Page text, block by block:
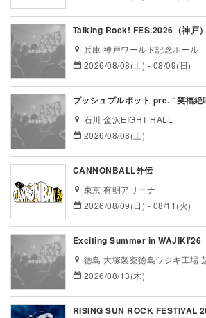
Talking Rock! FES.2026（神戸）
兵庫 神戸ワールド記念ホール
2026/08/08(土) - 08/09(日)
プッシュプルポット pre. “笑福
石川 金沢EIGHT HALL
2026/08/08(土)
CANNONBALL外伝
東京 有明アリーナ
2026/08/09(日) - 08/11(火)
Exciting Summer in WAJIKI’26
徳島 大塚製薬徳島ワジキ工場
2026/08/13(木)
RISING SUN ROCK FESTIVAL